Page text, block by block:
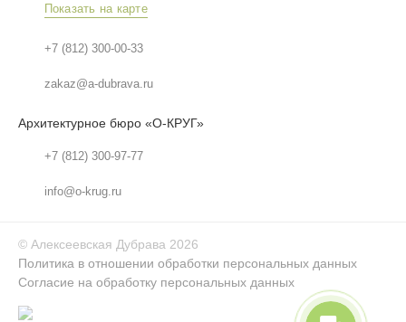
Показать на карте
+7 (812) 300-00-33
zakaz@a-dubrava.ru
Архитектурное бюро «О-КРУГ»
+7 (812) 300-97-77
info@o-krug.ru
© Алексеевская Дубрава 2026
Политика в отношении обработки персональных данных
Согласие на обработку персональных данных